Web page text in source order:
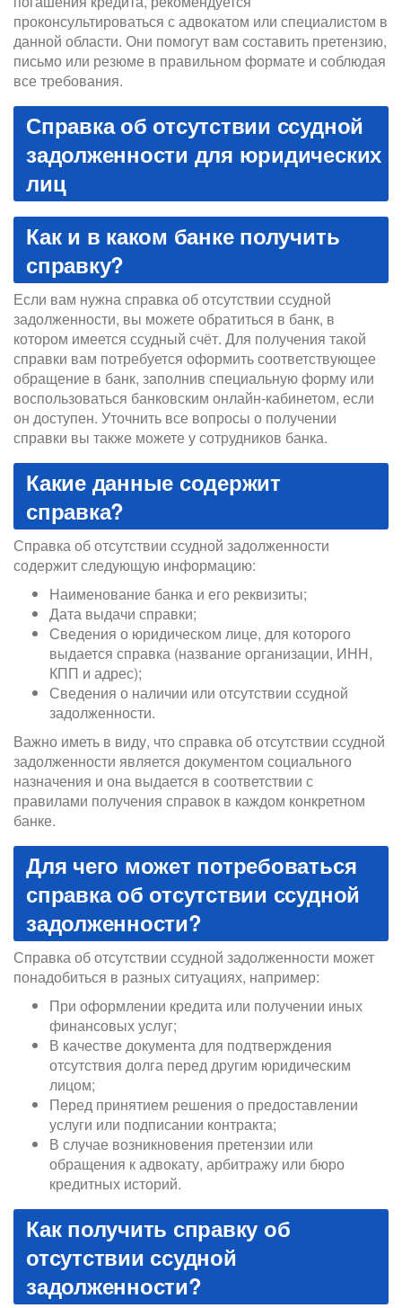
проконсультироваться с адвокатом или специалистом в
данной области. Они помогут вам составить претензию,
письмо или резюме в правильном формате и соблюдая
все требования.
Справка об отсутствии ссудной
задолженности для юридических
лиц
Как и в каком банке получить
справку?
Если вам нужна справка об отсутствии ссудной
задолженности, вы можете обратиться в банк, в
котором имеется ссудный счёт. Для получения такой
справки вам потребуется оформить соответствующее
обращение в банк, заполнив специальную форму или
воспользоваться банковским онлайн-кабинетом, если
он доступен. Уточнить все вопросы о получении
справки вы также можете у сотрудников банка.
Какие данные содержит
справка?
Справка об отсутствии ссудной задолженности
содержит следующую информацию:
Наименование банка и его реквизиты;
Дата выдачи справки;
Сведения о юридическом лице, для которого
выдается справка (название организации, ИНН,
КПП и адрес);
Сведения о наличии или отсутствии ссудной
задолженности.
Важно иметь в виду, что справка об отсутствии ссудной
задолженности является документом социального
назначения и она выдается в соответствии с
правилами получения справок в каждом конкретном
банке.
Для чего может потребоваться
справка об отсутствии ссудной
задолженности?
Справка об отсутствии ссудной задолженности может
понадобиться в разных ситуациях, например:
При оформлении кредита или получении иных
финансовых услуг;
В качестве документа для подтверждения
отсутствия долга перед другим юридическим
лицом;
Перед принятием решения о предоставлении
услуги или подписании контракта;
В случае возникновения претензии или
обращения к адвокату, арбитражу или бюро
кредитных историй.
Как получить справку об
отсутствии ссудной
задолженности?